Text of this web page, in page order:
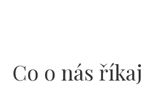
Co o nás